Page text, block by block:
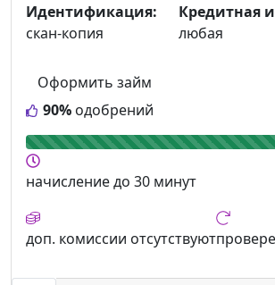
90% одобрений
Оформить займ
Идентификация:
скан-копия
Кредитная
любая
начислениедо 30 минут
доп. комиссии отсутствуют